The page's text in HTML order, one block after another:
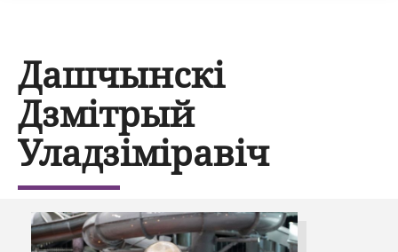
Дашчынскі
Дзмітрый
Уладзіміравіч